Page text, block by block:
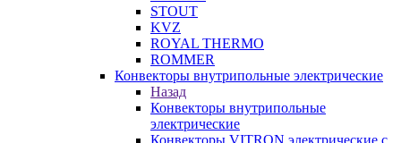
STOUT
KVZ
ROYAL THERMO
ROMMER
Конвекторы внутрипольные электрические
Назад
Конвекторы внутрипольные
электрические
Конвекторы VITRON электрические с